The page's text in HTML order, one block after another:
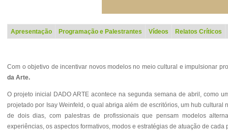
Apresentação Programação e Palestrantes Vídeos Relatos Críticos
Com o objetivo de incentivar novos modelos no meio cultural e impulsionar
da Arte.
O projeto inicial DADO ARTE acontece na segunda semana de abril, como
projetado por Isay Weinfeld, o qual abriga além de escritórios, um hub
de dois dias, com palestras de profissionais que pensam modelos
experiências, os aspectos formativos, modos e estratégias de atuação de cada